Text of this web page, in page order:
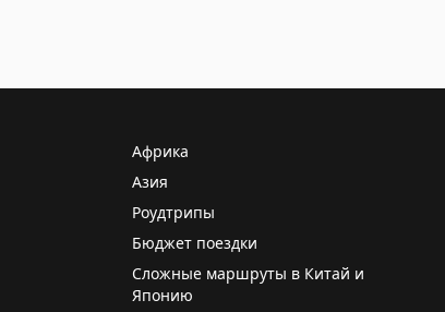
Африка
Азия
Роудтрипы
Бюджет поездки
Сложные маршруты в Китай и
Японию